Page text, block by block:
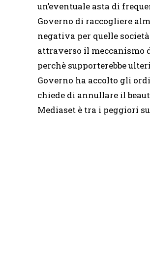
un’eventuale asta di
Governo di raccogliere
negativa per quelle
attraverso il meccanismo
perchè supporterebbe
Governo ha accolto gli
chiede di annullare il
Mediaset è tra i peggiori